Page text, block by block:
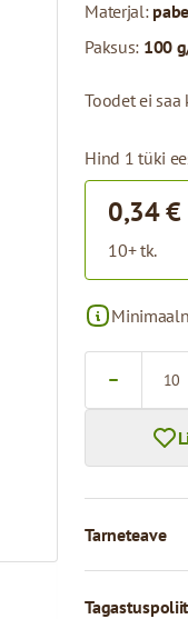
Materjal:
Paksus: 100
Toodet ei
Hind 1 tüki
0,34 €
10+ tk.
Tarneteave